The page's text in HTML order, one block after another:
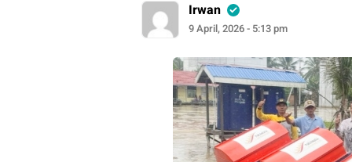
Irwan
9 April, 2026 - 5:13 pm